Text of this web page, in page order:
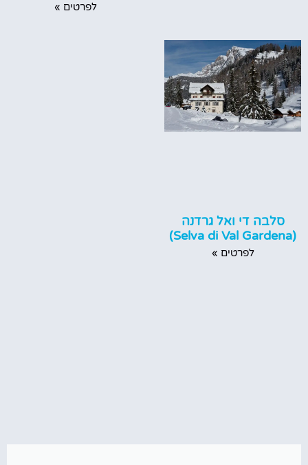
לפרטים »
סלבה די ואל גרדנה
(Selva di Val Gardena)
לפרטים »